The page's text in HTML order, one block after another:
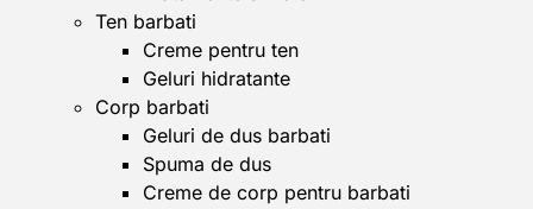
Ten barbati
Creme pentru ten
Geluri hidratante
Corp barbati
Geluri de dus barbati
Spuma de dus
Creme de corp pentru barbati